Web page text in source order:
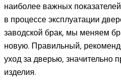
наиболее важных
в процессе эксплуатации
заводской брак, мы меняем
новую. Правильный,
уход за дверью, значительно
изделия.